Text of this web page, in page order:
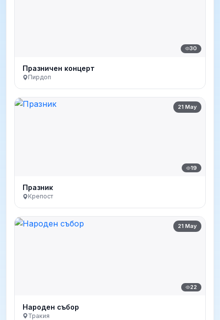
30
Празничен концерт
Пирдоп
21 May
19
Празник
Крепост
21 May
22
Народен събор
Тракия